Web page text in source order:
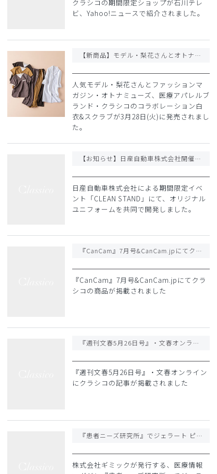
クラシコの期間限定ショップが石川テレ
ビ、Yahoo!ニュースで紹介されました。
【新商品】モデル・梨花さんとオトナミューズとのコラボ白衣・スクラブ発売
人気モデル・梨花さんとファッションマ
ガジン・オトナミューズ、医療アパレルブ
ランド・クラシコのコラボレーション白
衣&スクラブが3月28日(火)に発売されまし
た。
【お知らせ】日産自動車株式会社開催のイベントにて、ユニフォームの共同開発を行いました
日産自動車株式会社による期間限定イベ
ント「CLEAN STAND」にて、オリジナル
ユニフォームを共同で開発しました。
『CanCam』7月号&CanCam.jpにてクラシコの商品が掲載されました
『CanCam』7月号&CanCam.jpにてクラ
シコの商品が掲載されました
『週刊文春5月26日号』・文春オンラインにクラシコの記事が掲載されました
『週刊文春5月26日号』・文春オンライン
にクラシコの記事が掲載されました
『患者ニーズ研究所』でジェラート ピケ & クラシコのナース服が取り上げられました
株式会社ギミックが発行する、医療情報